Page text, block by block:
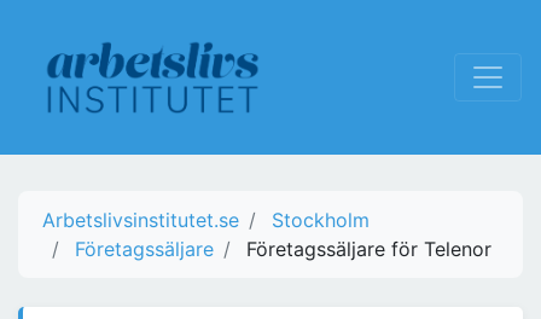
Arbetslivsinstitutet.se
Stockholm
Företagssäljare
Företagssäljare för Telenor